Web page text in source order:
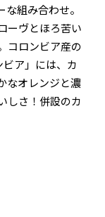
組み合わせ。
ーヴとほろ苦い
コロンビア産の
ア」には、カ
なオレンジと濃
しさ！併設のカ